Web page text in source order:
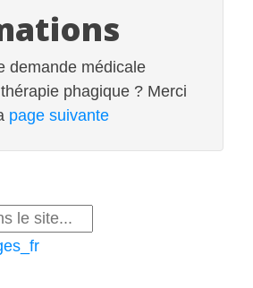
demande médicale
phagique ? Merci
page suivante